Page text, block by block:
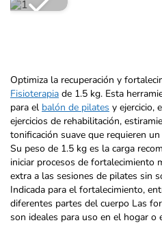
Optimiza la recuperación y
Fisioterapia de 1.5 kg. Esta
para el balón de pilates y ejercicio,
ejercicios de rehabilitación,
tonificación suave que requieren
Su peso de 1.5 kg es la carga
iniciar procesos de fortalecimiento
extra a las sesiones de pilates sin
Indicada para el fortalecimiento,
diferentes partes del cuerpo Las
son ideales para uso en el hogar o